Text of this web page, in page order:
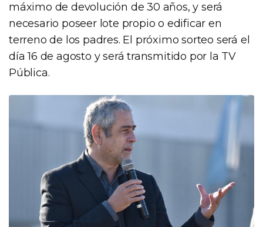
máximo de devolución de 30 años, y será
necesario poseer lote propio o edificar en
terreno de los padres. El próximo sorteo será el
día 16 de agosto y será transmitido por la TV
Pública.